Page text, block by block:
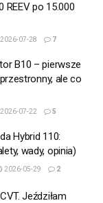
po 15.000
2026-07-28 7
B10 – pierwsze
ale co
2026-07-22 5
Hybrid 110:
wady, opinia)
2026-05-29 2
Jeździłam